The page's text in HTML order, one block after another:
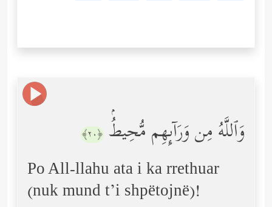
وَٱللَّهُ مِن وَرَاۤىِٕهِم مُّحِیطُۢ ﴿٢٠﴾
Po All-llahu ata i ka rrethuar
(nuk mund t’i shpëtojnë)!